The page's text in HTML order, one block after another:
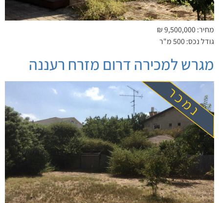
מחיר: 9,500,000 ₪
גודל נכס: 500 מ"ר
מגרש למכירה דרום מזרח רעננה